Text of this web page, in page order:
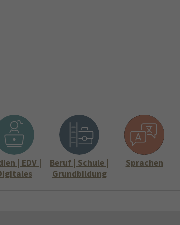
| EDV |
Beruf | Schule |
Grundbildung
Sprachen